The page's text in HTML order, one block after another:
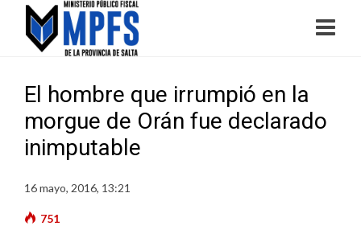
El hombre que irrumpió en la
morgue de Orán fue declarado
inimputable
16 mayo, 2016, 13:21
751